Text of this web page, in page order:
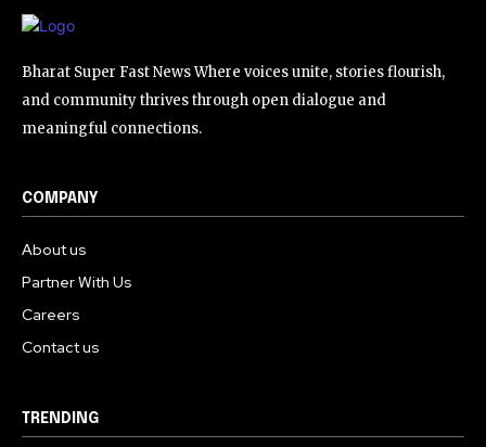
Bharat Super Fast News Where voices unite, stories flourish,
and community thrives through open dialogue and
meaningful connections.
COMPANY
About us
Partner With Us
Careers
Contact us
TRENDING